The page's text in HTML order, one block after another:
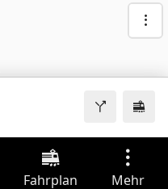
Fahrplan Mehr